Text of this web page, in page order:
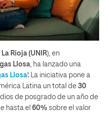
Rioja (UNIR), en
Llosa , ha lanzado una
Llosa’. La iniciativa pone a
Latina un total de 30
de posgrado de un año de
hasta el 60% sobre el valor